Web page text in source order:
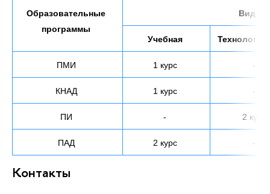
Образовательные
программы
Вид
Учебная
ПМИ 1 курс -
КНАД 1 курс -
ПИ - 2 курс
ПАД 2 курс -
Контакты